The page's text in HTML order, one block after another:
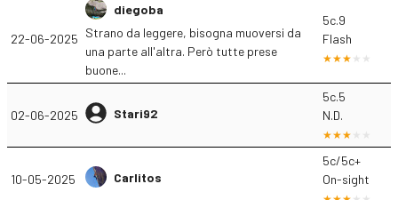
22-06-2025
diegoba
Strano da leggere, bisogna muoversi da
una parte all'altra. Però tutte prese
buone...
5c.9
Flash
02-06-2025 Stari92
5c.5
N.D.
10-05-2025 Carlitos
5c/5c+
On-sight